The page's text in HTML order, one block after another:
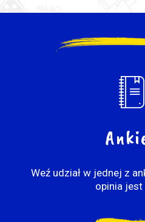
Weź udział w jednej z
opinia jest